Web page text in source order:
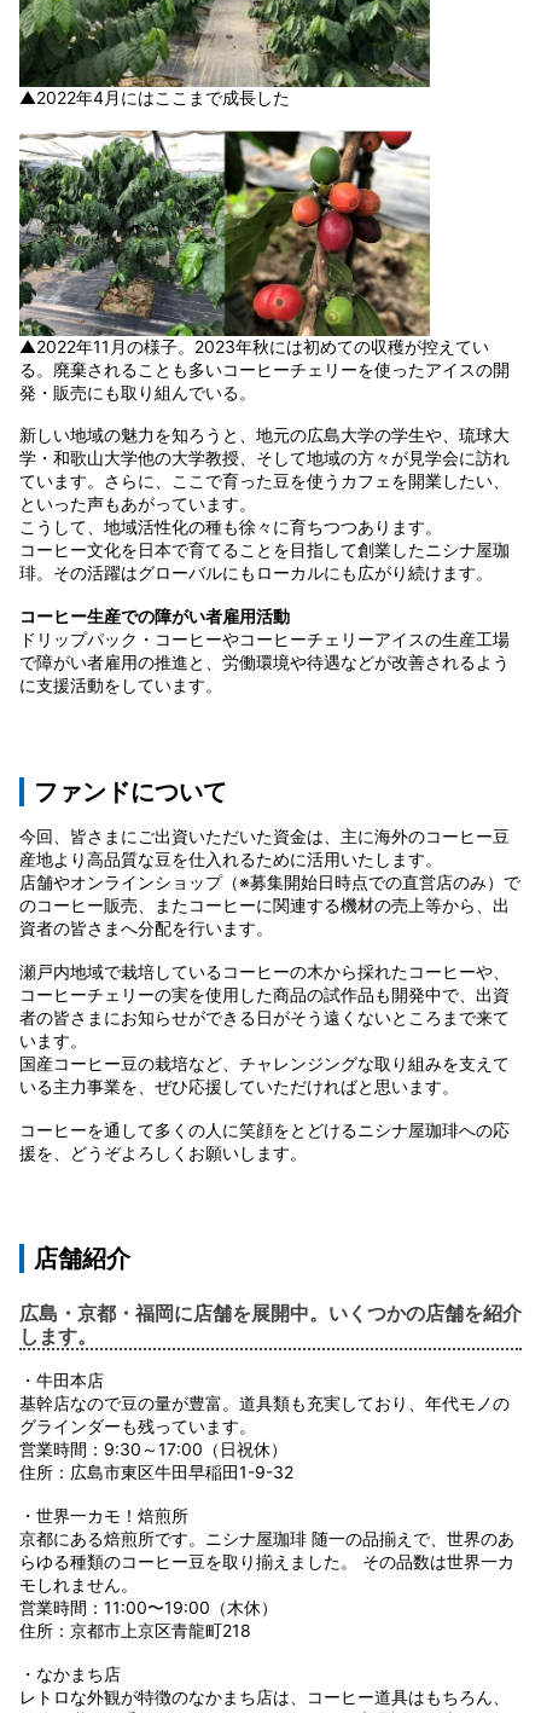
▲2022年4月にはここまで成長した
▲2022年11月の様子。2023年秋には初めての収穫が控えてい
る。廃棄されることも多いコーヒーチェリーを使ったアイスの開
発・販売にも取り組んでいる。
新しい地域の魅力を知ろうと、地元の広島大学の学生や、琉球大
学・和歌山大学他の大学教授、そして地域の方々が見学会に訪れ
ています。さらに、ここで育った豆を使うカフェを開業したい、
といった声もあがっています。
こうして、地域活性化の種も徐々に育ちつつあります。
コーヒー文化を日本で育てることを目指して創業したニシナ屋珈
琲。その活躍はグローバルにもローカルにも広がり続けます。
コーヒー生産での障がい者雇用活動
ドリップパック・コーヒーやコーヒーチェリーアイスの生産工場
で障がい者雇用の推進と、労働環境や待遇などが改善されるよう
に支援活動をしています。
ファンドについて​
今回、皆さまにご出資いただいた資金は、主に海外のコーヒー豆
産地より高品質な豆を仕入れるために活用いたします。
店舗やオンラインショップ（※募集開始日時点での直営店のみ）で
のコーヒー販売、またコーヒーに関連する機材の売上等から、出
資者の皆さまへ分配を行います。
瀬戸内地域で栽培しているコーヒーの木から採れたコーヒーや、
コーヒーチェリーの実を使用した商品の試作品も開発中で、出資
者の皆さまにお知らせができる日がそう遠くないところまで来て
います。
国産コーヒー豆の栽培など、チャレンジングな取り組みを支えて
いる主力事業を、ぜひ応援していただければと思います。
コーヒーを通して多くの人に笑顔をとどけるニシナ屋珈琲への応
援を、どうぞよろしくお願いします。
店舗紹介
広島・京都・福岡に店舗を展開中。いくつかの店舗を紹介
します。
・牛田本店
基幹店なので豆の量が豊富。道具類も充実しており、年代モノの
グラインダーも残っています。
営業時間：9:30～17:00（日祝休）
住所：広島市東区牛田早稲田1-9-32
・世界一カモ！焙煎所
京都にある焙煎所です。ニシナ屋珈琲 随一の品揃えで、世界のあ
らゆる種類のコーヒー豆を取り揃えました。 その品数は世界一カ
モしれません。
営業時間：11:00〜19:00（木休）
住所：京都市上京区青龍町218
・なかまち店
レトロな外観が特徴のなかまち店は、コーヒー道具はもちろん、